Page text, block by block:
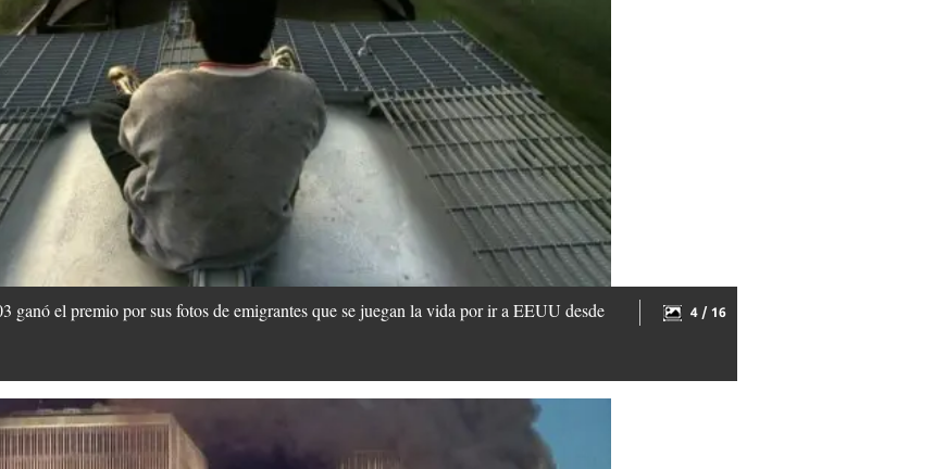
el premio por sus fotos de emigrantes que se juegan la vida por ir a EEUU desde
4 / 16